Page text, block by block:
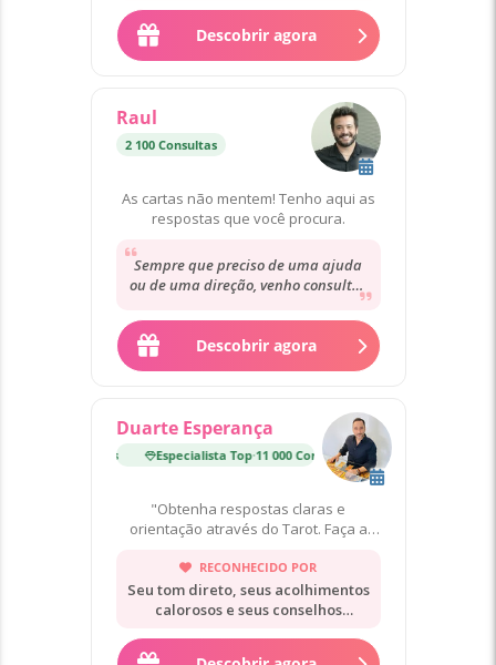
restantes, o que...
Descobrir agora
Raul
2 100 Consultas
As cartas não mentem! Tenho aqui as
respostas que você procura.
Sempre que preciso de uma ajuda
ou de uma direção, venho consultar
mais descansada,...
Descobrir agora
Duarte Esperança
Especialista Top·11 000 Consultas Especialista Top
"Obtenha respostas claras e
orientação através do Tarot. Faça a
RECONHECIDO POR
Seu tom direto, seus acolhimentos
calorosos e seus conselhos